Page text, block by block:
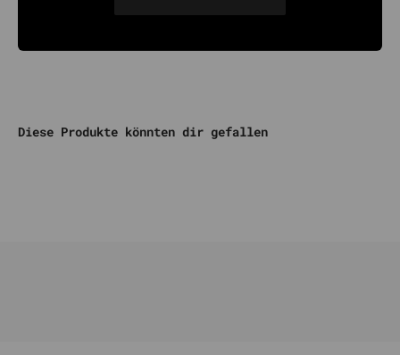
Diese Produkte könnten dir gefallen